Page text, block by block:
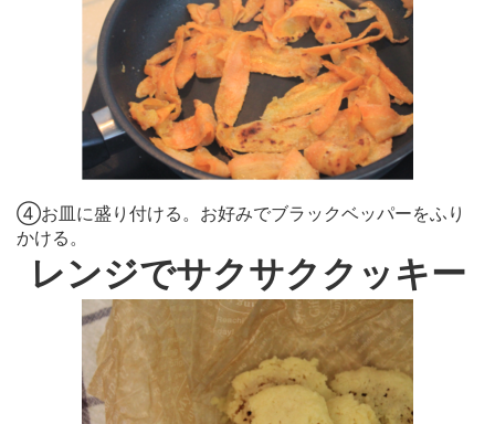
④お皿に盛り付ける。お好みでブラックベッパーをふり
かける。
レンジでサクサククッキー